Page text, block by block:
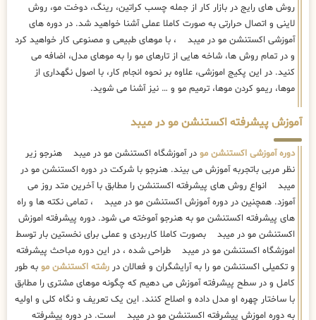
روش های رایج در بازار کار از جمله چسب کراتین، رینگ، دوخت مو، روش
لاینی و اتصال حرارتی به صورت کاملا عملی آشنا خواهید شد. در دوره های
آموزشی اکستنشن مو در میبد ، با موهای طبیعی و مصنوعی کار خواهید کرد
و در تمام روش ها، شاخه هایی از تارهای مو را به موهای مدل، اضافه می
کنید. در این پکیج اموزشی، علاوه بر نحوه انجام کار، با اصول نگهداری از
موها، ریمو کردن موها، ترمیم مو و … نیز آشنا می شوید.
آموزش پیشرفته اکستنشن مو در میبد
دوره آموزشی اکستنشن مو در آموزشگاه اکستنشن مو در میبد هنرجو زیر
نظر مربی باتجربه آموزش می بیند. هنرجو با شرکت در دوره اکستنشن مو در
میبد انواع روش های پیشرفته اکستنشن را مطابق با آخرین متد روز می
آموزد. همچنین در دوره آموزش اکستنشن مو در میبد ، تمامی نکته ها و راه
های پیشرفته اکستنشن مو به هنرجو آموخته می شود. دوره پیشرفته اموزش
اکستنشن مو در میبد بصورت کاملا کاربردی و عملی برای نخستین بار توسط
اموزشگاه اکستنشن مو در میبد طراحی شده ، در این دوره مباحث پیشرفته
و تکمیلی اکستنشن مو را به آرایشگران و فعالان در رشته اکستنشن مو به طور
کامل و در سطح پیشرفته آموزش می دهیم که چگونه موهای مشتری را مطابق
با ساختار چهره او مدل داده و اصلاح کنند. این یک تعریف و نگاه کلی و اولیه
به دوره اموزش پیشرفته اکستنشن مو در میبد است. در دوره پیشرفته